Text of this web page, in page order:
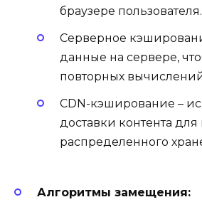
браузере пользователя.
Серверное
данные на сервере,
повторных
CDN-кэширование –
доставки контента
распределенного
Алгоритмы замещения: